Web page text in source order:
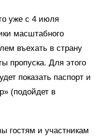
уже с 4 июля
масштабного
въехать в страну
пропуска. Для этого
показать паспорт и
(подойдет в
гостям и участникам